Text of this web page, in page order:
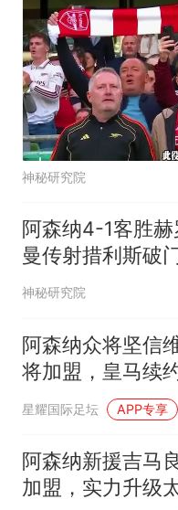
神秘研究院
阿森纳4-1客胜赫
曼传射措利斯破
替补建功!
神秘研究院
阿森纳众将坚信
将加盟，皇马续
促成重磅转会
星耀国际足坛 APP专享
阿森纳新援吉马
加盟，实力升级